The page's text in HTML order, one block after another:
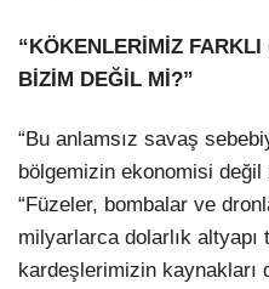
“KÖKENLERİMİZ
BİZİM DEĞİL Mİ?”
“Bu anlamsız savaş
bölgemizin ekonomisi değil
“Füzeler, bombalar ve
milyarlarca dolarlık
kardeşlerimizin kaynakları